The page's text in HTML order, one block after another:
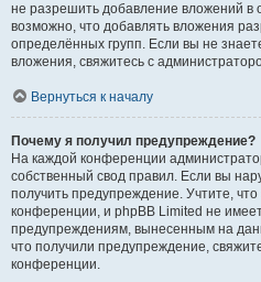
не разрешить добавление вложений в
возможно, что добавлять вложения
определённых групп. Если вы не
вложения, свяжитесь с
Вернуться к началу
Почему я получил предупреждение?
На каждой конференции
собственный свод правил. Если вы
получить предупреждение. Учтите,
конференции, и phpBB Limited не
предупреждениям, вынесенным на
что получили предупреждение,
конференции.